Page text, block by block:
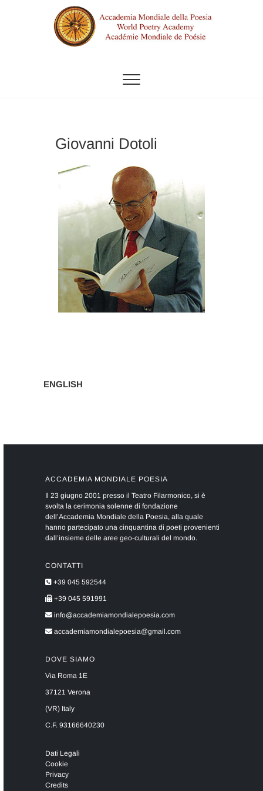
POESIA
Giovanni Dotoli
ENGLISH
ACCADEMIA MONDIALE POESIA
Il 23 giugno 2001 presso il Teatro Filarmonico, si è
svolta la cerimonia solenne di fondazione
dell’Accademia Mondiale della Poesia, alla quale
hanno partecipato una cinquantina di poeti provenienti
dall’insieme delle aree geo-culturali del mondo.
CONTATTI
+39 045 592544
+39 045 591991
info@accademiamondialepoesia.com
accademiamondialepoesia@gmail.com
DOVE SIAMO
Via Roma 1E
37121 Verona
(VR) Italy
C.F. 93166640230
Dati Legali
Cookie
Privacy
Credits